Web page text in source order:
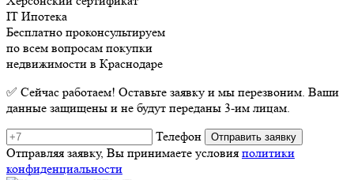
IT Ипотека
Бесплатно проконсультируем
по всем вопросам покупки
недвижимости в Краснодаре
✅ Сейчас работаем! Оставьте заявку и мы перезвоним. Ваши
данные защищены и не будут переданы 3-им лицам.
Телефон
Отправляя заявку, Вы принимаете условия политики
конфиденциальности